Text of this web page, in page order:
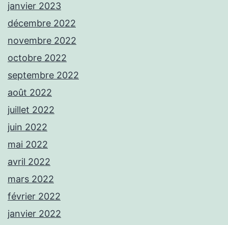
janvier 2023
décembre 2022
novembre 2022
octobre 2022
septembre 2022
août 2022
juillet 2022
juin 2022
mai 2022
avril 2022
mars 2022
février 2022
janvier 2022